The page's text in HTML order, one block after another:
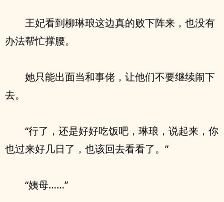
王妃看到柳琳琅这边真的败下阵来，也没有
办法帮忙撑腰。
她只能出面当和事佬，让他们不要继续闹下
去。
“行了，还是好好吃饭吧，琳琅，说起来，你
也过来好几日了，也该回去看看了。”
“姨母……”